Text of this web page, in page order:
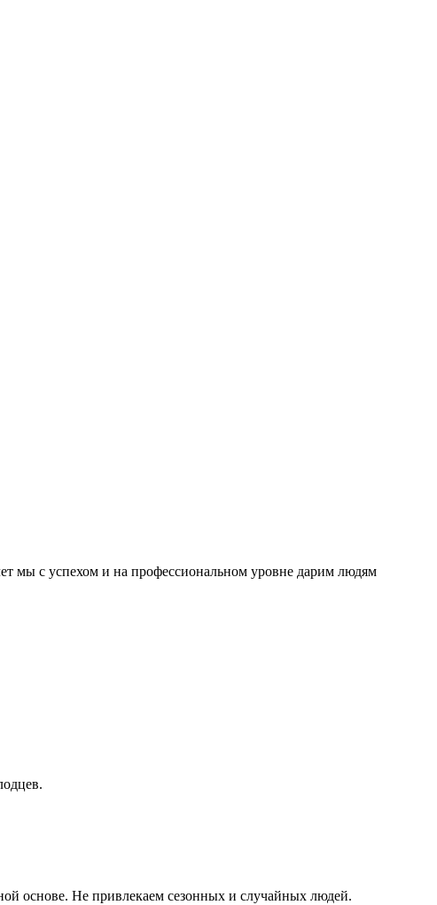
мы с успехом и на профессиональном уровне дарим людям
основе. Не привлекаем сезонных и случайных людей.